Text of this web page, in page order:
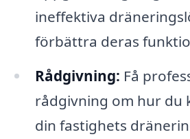
ineffektiva
förbättra deras
Rådgivning: Få
rådgivning om hur du
din fastighets